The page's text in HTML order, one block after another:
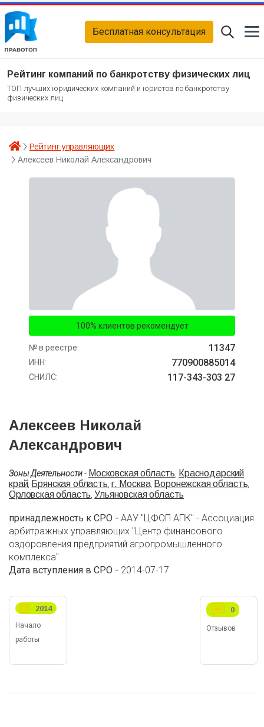
Бесплатная консультация
Рейтинг компаний по банкротству физических лиц
ТОП лучших юридических компаний и юристов по банкротству
физических лиц
Рейтинг управляющих
Алексеев Николай Александрович
100% клиентов рекомендует
№ в реестре: 11347
ИНН: 770900885014
СНИЛС: 117-343-303 27
Алексеев Николай
Александрович
Зоны Деятельности- Московская область, Краснодарский
край, Брянская область, г. Москва, Воронежская область,
Орловская область, Ульяновская область
принадлежность к СРО - ААУ "ЦФОП АПК" - Ассоциация
арбитражных управляющих "Центр финансового
оздоровления предприятий агропромышленного
комплекса"
Дата вступления в СРО - 2014-07-17
Начало
работы
2014
Отзывов
0